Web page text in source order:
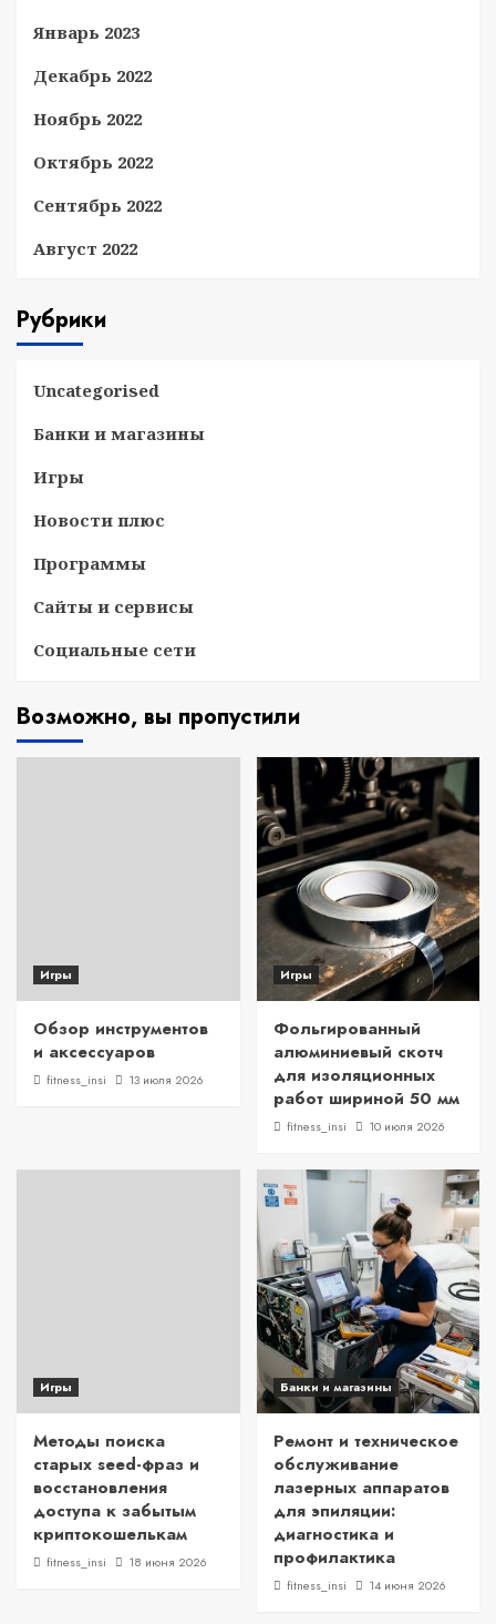
Январь 2023
Декабрь 2022
Ноябрь 2022
Октябрь 2022
Сентябрь 2022
Август 2022
Рубрики
Uncategorised
Банки и магазины
Игры
Новости плюс
Программы
Сайты и сервисы
Социальные сети
Возможно, вы пропустили
Игры
Обзор инструментов
и аксессуаров
fitness_insi 13 июля 2026
Игры
Фольгированный
алюминиевый скотч
для изоляционных
работ шириной 50 мм
fitness_insi 10 июля 2026
Игры
Методы поиска
старых seed-фраз и
восстановления
доступа к забытым
криптокошелькам
fitness_insi 18 июня 2026
Банки и магазины
Ремонт и техническое
обслуживание
лазерных аппаратов
для эпиляции:
диагностика и
профилактика
fitness_insi 14 июня 2026